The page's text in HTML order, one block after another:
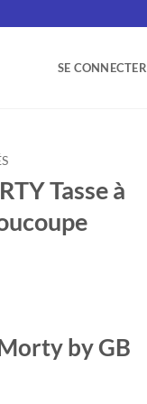
SE CONNECTER
Tasse à
by GB